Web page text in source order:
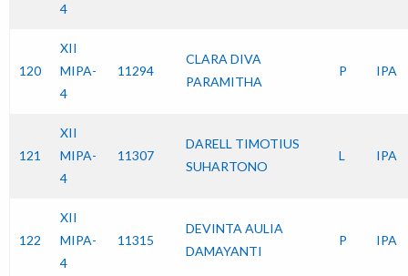
4
120
XII
MIPA-
4
11294
CLARA DIVA
PARAMITHA
P IPA
121
XII
MIPA-
4
11307
DARELL TIMOTIUS
SUHARTONO
L IPA
122
XII
MIPA-
4
11315
DEVINTA AULIA
DAMAYANTI
P IPA